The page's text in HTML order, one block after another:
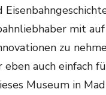
mit
zu
auch einfach
Museum in